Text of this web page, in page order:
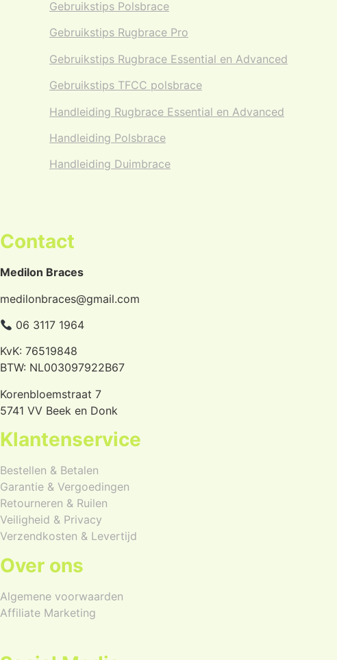
Gebruikstips Polsbrace
Gebruikstips Rugbrace Pro
Gebruikstips Rugbrace Essential en Advanced
Gebruikstips TFCC polsbrace
Handleiding Rugbrace Essential en Advanced
Handleiding Polsbrace
Handleiding Duimbrace
Contact
Medilon Braces
medilonbraces@gmail.com
06 3117 1964
KvK: 76519848
BTW: NL003097922B67
Korenbloemstraat 7
5741 VV Beek en Donk
Klantenservice
Bestellen & Betalen
Garantie & Vergoedingen
Retourneren & Ruilen
Veiligheid & Privacy
Verzendkosten & Levertijd
Over ons
Algemene voorwaarden
Affiliate Marketing